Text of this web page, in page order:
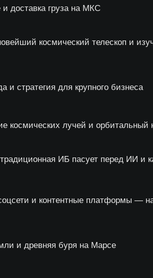
доставка груза на МКС
космический телескоп и
и стратегия для крупного бизнеса
космических лучей и орбитальный
ИБ пасует перед ИИ и
и контентные платформы —
и древняя буря на Марсе